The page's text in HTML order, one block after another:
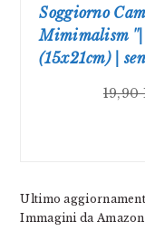
Soggiorno
Mimimalism ''|
(15x21cm) |
19,90
Ultimo
Immagini da